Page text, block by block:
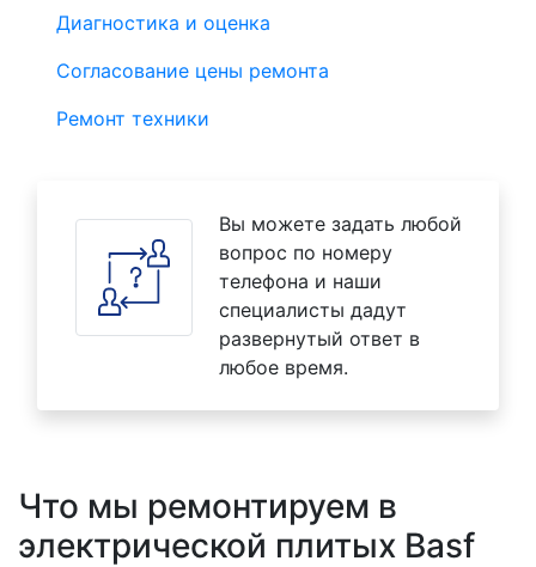
Диагностика и оценка
Согласование цены ремонта
Ремонт техники
Вы можете задать любой
вопрос по номеру
телефона и наши
специалисты дадут
развернутый ответ в
любое время.
Что мы ремонтируем в
электрической плитых Basf